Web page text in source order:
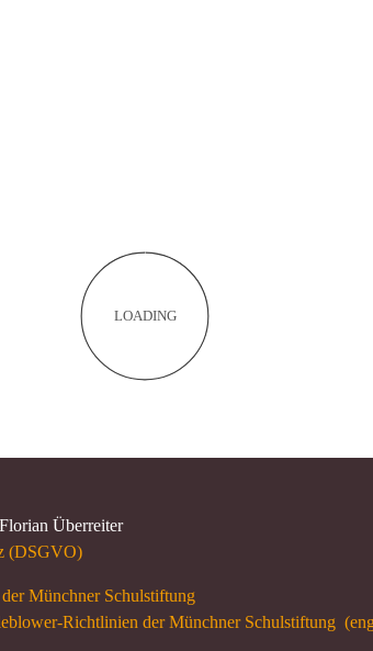
LOADING
Überreiter
(DSGVO)
Münchner Schulstiftung
Richtlinien der Münchner Schulstiftung